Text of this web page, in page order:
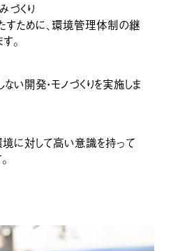
ポリイミドチューブ・ベルト
くり
ために、環境管理体制の継
。
い開発・モノづくりを実施しま
に対して高い意識を持って